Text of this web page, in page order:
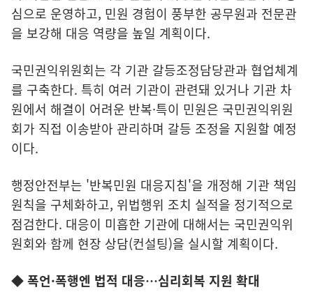
심으로 운영하고, 민원 경험이 풍부한 공무원과 전문관
을 보강해 대응 역량을 높일 계획이다.
국민권익위원회는 각 기관 갈등조정담당관과 협업체계
를 구축한다. 특히 여러 기관이 관련돼 있거나 기관 차
원에서 해결이 어려운 반복·특이 민원은 국민권익위원
회가 직접 이송받아 관리하며 갈등 조정을 지원할 예정
이다.
행정안전부는 '반복민원 대응지침'을 개정해 기관 책임
원칙을 구체화하고, 위법행위 조치 실적을 정기적으로
점검한다. 대응이 미흡한 기관에 대해서는 국민권익위
원회와 함께 현장 상담(컨설팅)을 실시할 계획이다.
◆ 폭언·폭행엔 법적 대응…심리회복 지원 확대